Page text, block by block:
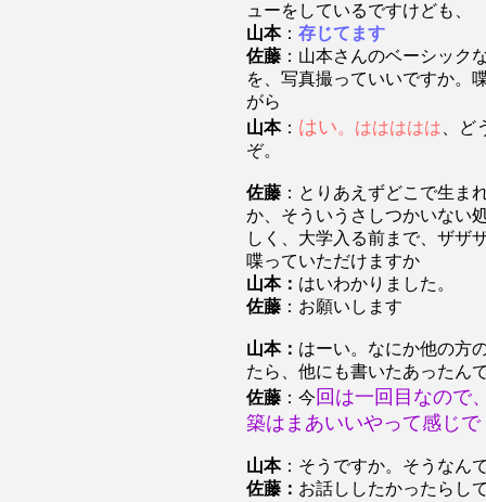
ューをしているですけども、
山本： 存じてます
佐藤 ：山本さんのベーシック
を、写真撮っていいですか。
がら
山本： はい。ははははは 、ど
ぞ。
佐藤 ：とりあえずどこで生ま
か、そういうさしつかいない
しく、大学入る前まで、ザザ
喋っていただけますか
山本： はいわかりました。
佐藤 ：お願いします
山本： はーい。なにか他の方
たら、他にも書いたあったん
佐藤 ：今 回は一回目なので
築はまあいいやって感じで
山本：そうですか。そうなん
佐藤： お話ししたかったらし